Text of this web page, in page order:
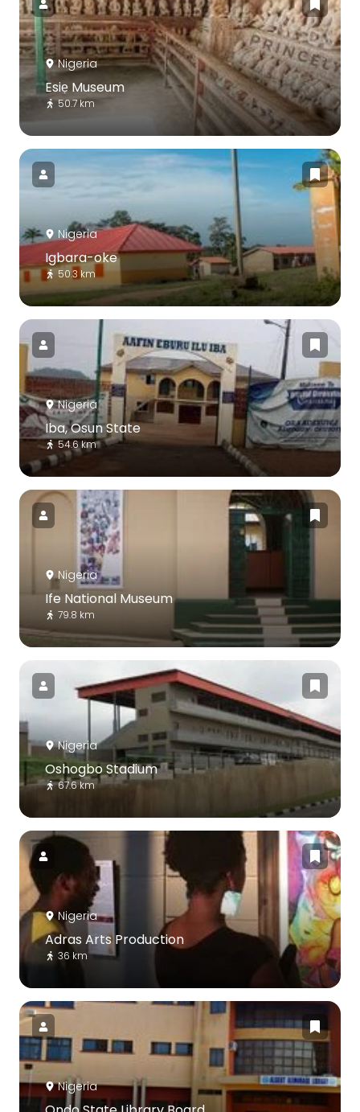
Nigeria
Esiẹ Museum
50.7 km
Nigeria
Igbara-oke
50.3 km
Nigeria
Iba, Osun State
54.6 km
Nigeria
Ife National Museum
79.8 km
Nigeria
Oshogbo Stadium
67.6 km
Nigeria
Adras Arts Production
36 km
Nigeria